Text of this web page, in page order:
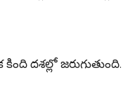
దశల్లో జరుగుతుంది.